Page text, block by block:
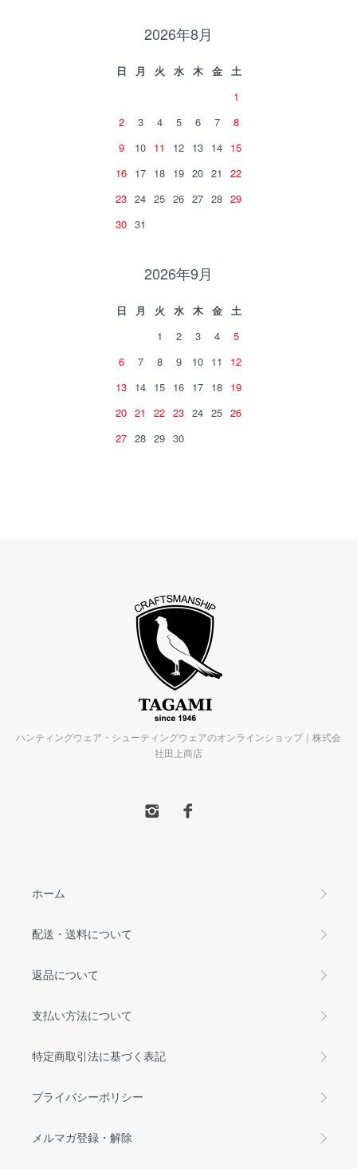
2026年8月
日 月 火 水 木 金
土
1
2
3 4 5 6 7
8
9
10 11 12 13 14 15
16 17 18 19 20 21
22
23 24 25 26 27 28 29
30 31
2026年9月
日 月 火 水 木 金
土
1
2 3 4
5
6
7 8 9 10 11
12
13 14 15 16 17 18 19
20 21 22 23 24 25 26
27 28 29 30
ハンティングウェア・シューティングウェアのオンラインショップ｜株式会
社田上商店
ホーム
配送・送料について
返品について
支払い方法について
特定商取引法に基づく表記
プライバシーポリシー
メルマガ登録・解除